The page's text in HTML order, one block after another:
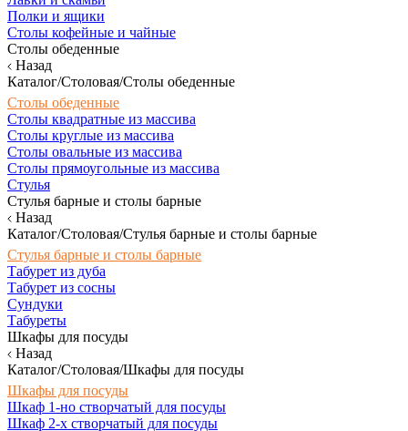
Полки и ящики
Столы кофейные и чайные
Столы обеденные
Назад
Каталог/Столовая/Столы обеденные
Столы обеденные
Столы квадратные из массива
Столы круглые из массива
Столы овальные из массива
Столы прямоугольные из массива
Стулья
Стулья барные и столы барные
Назад
Каталог/Столовая/Стулья барные и столы барные
Стулья барные и столы барные
Табурет из дуба
Табурет из сосны
Сундуки
Табуреты
Шкафы для посуды
Назад
Каталог/Столовая/Шкафы для посуды
Шкафы для посуды
Шкаф 1-но створчатый для посуды
Шкаф 2-х створчатый для посуды